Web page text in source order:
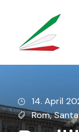
14. April
Rom,